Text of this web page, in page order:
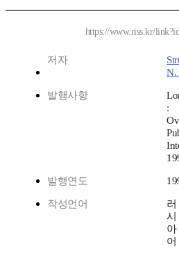
https://www.riss.kr/
저자
N.
발행사항
:
발행연도
작성언어
러
시
아
어